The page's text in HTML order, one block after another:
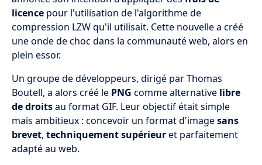
licence pour l'utilisation de l'algorithme de
compression LZW qu'il utilisait. Cette nouvelle a créé
une onde de choc dans la communauté web, alors en
plein essor.
Un groupe de développeurs, dirigé par Thomas
Boutell, a alors créé le PNG comme alternative libre
de droitsau format GIF. Leur objectif était simple
mais ambitieux : concevoir un format d'imagesans
brevet, techniquement supérieuret parfaitement
adapté au web.